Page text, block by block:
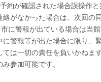
約が確認された場合誤操作
絡がなかった場合は、次回
に警報が出ている場合は当
警報等が出た場合に限り、
は一切の責任を負いかねます
参加可能です。